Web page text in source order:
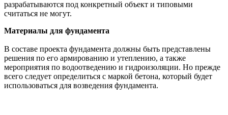
разрабатываются под конкретный объект и типовыми
считаться не могут.
Материалы для фундамента
В составе проекта фундамента должны быть представлены
решения по его армированию и утеплению, а также
мероприятия по водоотведению и гидроизоляции. Но прежде
всего следует определиться с маркой бетона, который будет
использоваться для возведения фундамента.